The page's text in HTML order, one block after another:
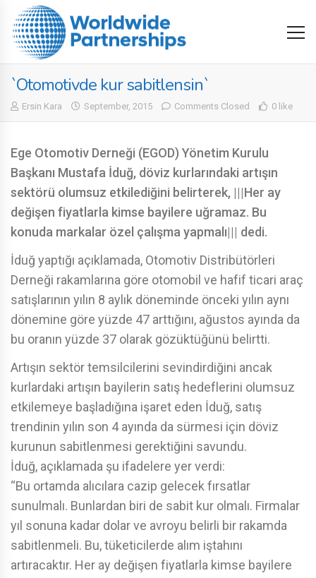
`Otomotivde kur sabitlensin`
Ersin Kara September, 2015 Comments Closed 0 like
Ege Otomotiv Derneği (EGOD) Yönetim Kurulu
Başkanı Mustafa İduğ, döviz kurlarındaki artışın
sektörü olumsuz etkilediğini belirterek, |||Her ay
değişen fiyatlarla kimse bayilere uğramaz. Bu
konuda markalar özel çalışma yapmalı||| dedi.
İduğ yaptığı açıklamada, Otomotiv Distribütörleri
Derneği rakamlarına göre otomobil ve hafif ticari araç
satışlarının yılın 8 aylık döneminde önceki yılın aynı
dönemine göre yüzde 47 arttığını, ağustos ayında da
bu oranın yüzde 37 olarak gözüktüğünü belirtti.
Artışın sektör temsilcilerini sevindirdiğini ancak
kurlardaki artışın bayilerin satış hedeflerini olumsuz
etkilemeye başladığına işaret eden İduğ, satış
trendinin yılın son 4 ayında da sürmesi için döviz
kurunun sabitlenmesi gerektiğini savundu.
İduğ, açıklamada şu ifadelere yer verdi:
“Bu ortamda alıcılara cazip gelecek fırsatlar
sunulmalı. Bunlardan biri de sabit kur olmalı. Firmalar
yıl sonuna kadar dolar ve avroyu belirli bir rakamda
sabitlenmeli. Bu, tüketicilerde alım iştahını
artıracaktır. Her ay değişen fiyatlarla kimse bayilere